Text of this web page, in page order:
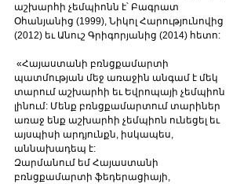
աշխարհի չեմպիոնն է՝ Բագրատ
Օհանյանից (1999), Նիկոլ Հարությունովից
(2012) եւ Անուշ Գրիգորյանից (2014) հետո:
«Հայաստանի բռնցքամարտի
պատմության մեջ առաջին անգամ է մեկ
տարում աշխարհի եւ Եվրոպայի չեմպիոն
լինում: Մենք բռնցքամարտում տարիներ
առաջ ենք աշխարհի չեմպիոն ունեցել եւ
այսպիսի արդյունքն, իսկապես,
աննախադեպ է:
Զարմանում եմ Հայաստանի
բռնցքամարտի ֆեդերացիայի,